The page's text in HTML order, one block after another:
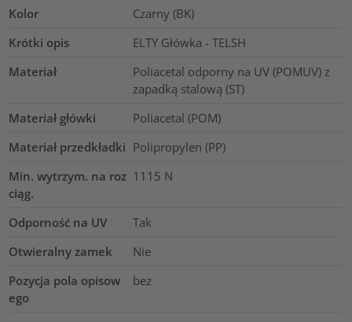
Kolor
Czarny (BK)
Krótki opis
ELTY Główka - TELSH
Materiał
Poliacetal odporny na UV (POMUV) z
zapadką stalową (ST)
Materiał główki
Poliacetal (POM)
Materiał przedkładki Polipropylen (PP)
Min. wytrzym. na roz
ciąg.
1115 N
Odporność na UV
Tak
Otwieralny zamek
Nie
Pozycja pola opisow
ego
bez